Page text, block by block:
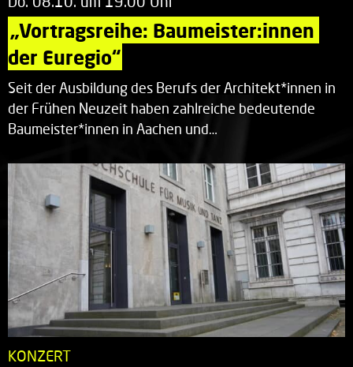
„Vortragsreihe: Baumeister:innen
der Euregio“
Seit der Ausbildung des Berufs der Architekt*innen in
der Frühen Neuzeit haben zahlreiche bedeutende
Baumeister*innen in Aachen und…
KONZERT